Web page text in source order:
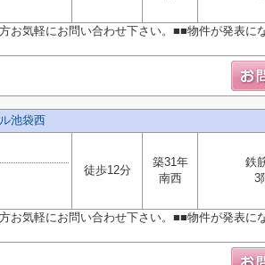
お気軽にお問い合わせ下さい。■■物件が発表に
池袋西
徒歩12分
築31年
南西
鉄
3
お気軽にお問い合わせ下さい。■■物件が発表に